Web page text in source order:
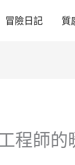
冒險日記 質
程師的